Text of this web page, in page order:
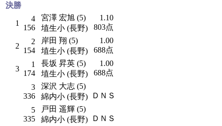
決勝
1
4
156
宮澤 宏旭 (5)
埴生小 (長野)
1.10
803点
2
2
154
岸田 翔 (5)
埴生小 (長野)
1.00
688点
3
1
174
長坂 昇英 (5)
埴生小 (長野)
1.00
688点
3
336
深沢 大志 (5)
綿内小 (長野)
ＤＮＳ
5
335
戸田 遥輝 (5)
綿内小 (長野)
ＤＮＳ